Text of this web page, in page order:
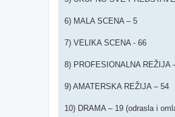
6) MALA SCENA – 5
7) VELIKA SCENA - 66
8) PROFESIONALNA REŽIJA
9) AMATERSKA REŽIJA – 54
10) DRAMA – 19 (odrasla i